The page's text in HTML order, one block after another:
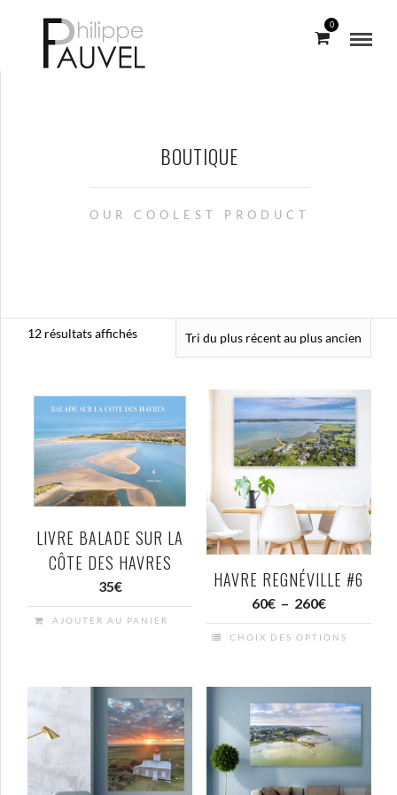
0
BOUTIQUE
OUR COOLEST PRODUCT
12 résultats affichésTrié
au
plus
ancien
LIVRE BALADE SUR LA
CÔTE DES HAVRES
35€
AJOUTER AU PANIER
HAVRE REGNÉVILLE #6
60€ – 260€Plage
de
à
260€
CHOIX DES OPTIONS
plusieurs
variations.
Les
options